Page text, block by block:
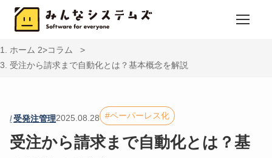
ホーム
コラム
受注から請求まで自動化とは？基本概念を解説
受発注管理2025.08.28 ペーパーレス化
受注から請求まで自動化とは？基